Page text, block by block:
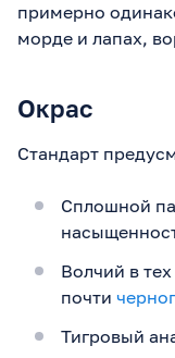
примерно
морде и лапах,
Окрас
Стандарт
Сплошной
Волчий в
почти
Тигровый